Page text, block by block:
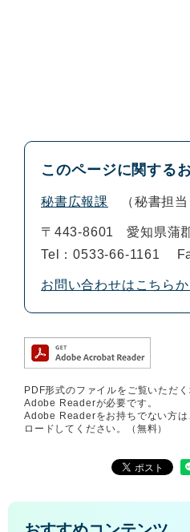
このページに関する
秘書広報課 秘書担当
〒443-8601
愛知県蒲
Tel：0533-66-1161
お問い合わせはこちらか
PDF形式のファイルをご覧いただ
Adobe Readerが必要です。
Adobe Readerをお持ちでない方は
ロードしてください。（無料）